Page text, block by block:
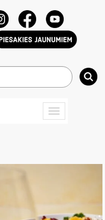
Toggle
navigation